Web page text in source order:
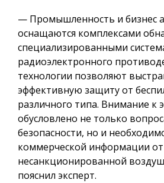
— Промышленность и бизнес
оснащаются комплексами
специализированными
радиоэлектронного
технологии позволяют
эффективную защиту от
различного типа. Внимание к
обусловлено не только
безопасности, но и
коммерческой информации от
несанкционированной
пояснил эксперт.